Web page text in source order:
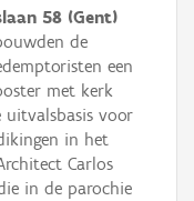
58 (Gent)
de
een
met kerk
uitvalsbasis voor
in het
Carlos
in de parochie